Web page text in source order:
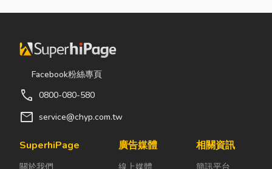
天都在使用的
實，一扇好的
門窗不只是遮
風避雨而已，
安全、採光、
通風與生活品
氣候潮濕多
要求提供「碳
書」。這讓不
什麼？我們公
真的需要找
經浮現各種美
等一下！在踩
Facebook粉絲專頁
call 0800-080-580
mail service@chyp.com.tw
SuperhiPage
關於我們
廣告媒體
線上媒體
相關資訊
簡訊平台